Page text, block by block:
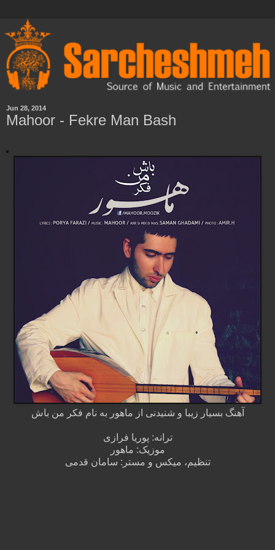
Jun 28, 2014
Mahoor - Fekre Man Bash
آهنگ بسیار زیبا و شنیدنی از ماهور به نام فکر من باش
ترانه: پوریا فرازی
موزیک: ماهور
تنظیم، میکس و مستر: سامان قدمی